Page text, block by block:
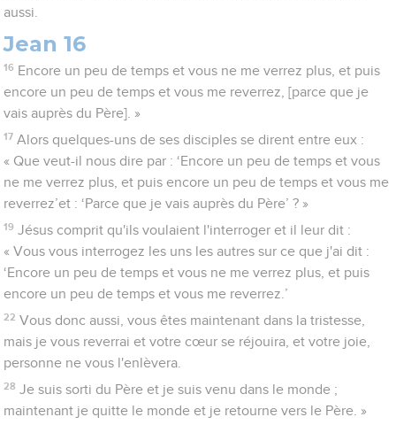
aussi.
Jean 16
16 Encore un peu de temps et vous ne me verrez plus, et puis
encore un peu de temps et vous me reverrez, [parce que je
vais auprès du Père]. »
17 Alors quelques-uns de ses disciples se dirent entre eux :
« Que veut-il nous dire par : ‘Encore un peu de temps et vous
ne me verrez plus, et puis encore un peu de temps et vous me
reverrez’et : ‘Parce que je vais auprès du Père’ ? »
19 Jésus comprit qu'ils voulaient l'interroger et il leur dit :
« Vous vous interrogez les uns les autres sur ce que j'ai dit :
‘Encore un peu de temps et vous ne me verrez plus, et puis
encore un peu de temps et vous me reverrez.’
22 Vous donc aussi, vous êtes maintenant dans la tristesse,
mais je vous reverrai et votre cœur se réjouira, et votre joie,
personne ne vous l'enlèvera.
28 Je suis sorti du Père et je suis venu dans le monde ;
maintenant je quitte le monde et je retourne vers le Père. »